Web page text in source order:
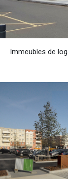
Immeubles de